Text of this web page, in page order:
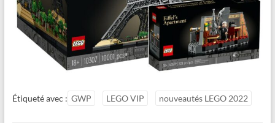
Étiqueté avec : GWP LEGO VIP nouveautés LEGO 2022